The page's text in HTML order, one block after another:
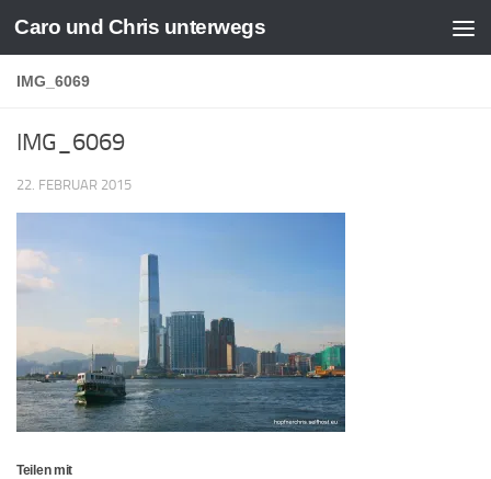
Zum Inhalt springen
Caro und Chris unterwegs
IMG_6069
IMG_6069
22. FEBRUAR 2015
Teilen mit